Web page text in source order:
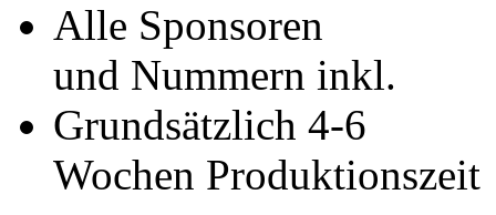
Alle Sponsoren
und Nummern inkl.
Grundsätzlich 4-6
Wochen Produktionszeit